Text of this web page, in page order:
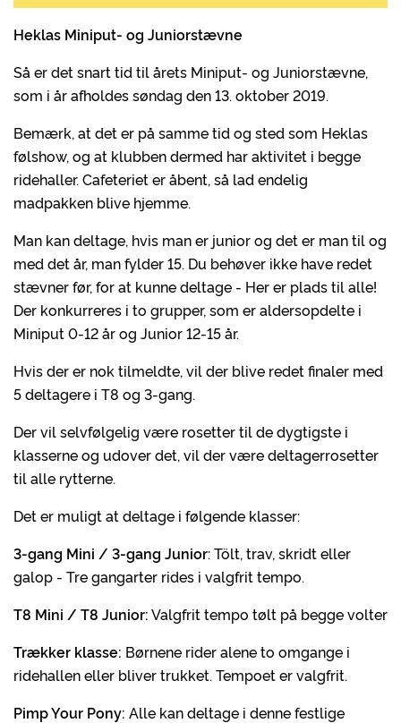
Heklas Miniput- og Juniorstævne
Så er det snart tid til årets Miniput- og Juniorstævne,
som i år afholdes søndag den 13. oktober 2019.
Bemærk, at det er på samme tid og sted som Heklas
følshow, og at klubben dermed har aktivitet i begge
ridehaller. Cafeteriet er åbent, så lad endelig
madpakken blive hjemme.
Man kan deltage, hvis man er junior og det er man til og
med det år, man fylder 15. Du behøver ikke have redet
stævner før, for at kunne deltage - Her er plads til alle!
Der konkurreres i to grupper, som er aldersopdelte i
Miniput 0-12 år og Junior 12-15 år.
Hvis der er nok tilmeldte, vil der blive redet finaler med
5 deltagere i T8 og 3-gang.
Der vil selvfølgelig være rosetter til de dygtigste i
klasserne og udover det, vil der være deltagerrosetter
til alle rytterne.
Det er muligt at deltage i følgende klasser:
3-gang Mini / 3-gang Junior: Tölt, trav, skridt eller
galop - Tre gangarter rides i valgfrit tempo.
T8 Mini / T8 Junior:Valgfrit tempo tølt på begge volter
Trækker klasse: Børnene rider alene to omgange i
ridehallen eller bliver trukket. Tempoet er valgfrit.
Pimp Your Pony: Alle kan deltage i denne festlige